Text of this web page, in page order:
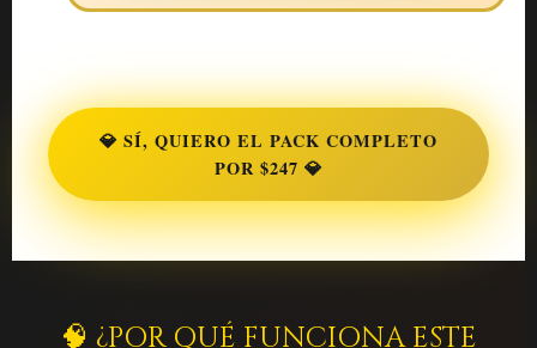
💎 SÍ, QUIERO EL PACK COMPLETO
POR $247 💎
🧠 ¿POR QUÉ FUNCIONA ESTE